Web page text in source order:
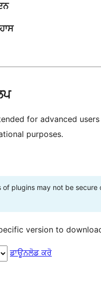
for advanced
purposes.
of plugins may not be
version to
ਡਾਊਨਲੋਡ ਕਰੋ